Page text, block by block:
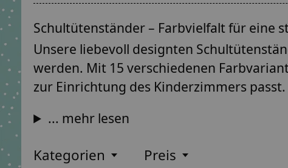
Schultütenständer – Farbvielfalt für eine
Unsere liebevoll designten
werden. Mit 15 verschiedenen
zur Einrichtung des Kinderzimmers passt.
... mehr lesen
Kategorien
Preis